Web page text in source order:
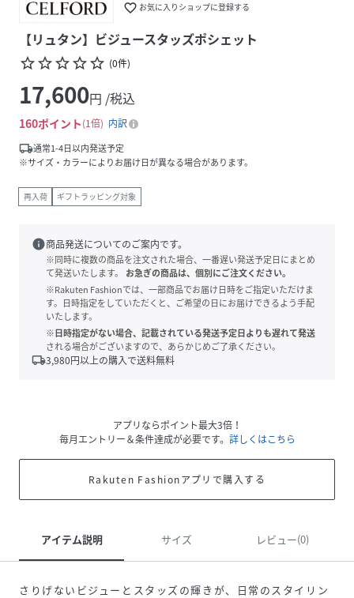
favorite_border お気に入りショップに登録する
【リュタン】ビジュースタッズポシェット
star_borderstar_borderstar_borderstar_borderstar_border (0件)
17,600円 /税込
160ポイント 1倍
内訳
local_shipping通常1-4日以内発送予定
※サイズ・カラーによりお届け日が異なる場合があります。
再入荷 ギフトラッピング対象
info商品発送についてのご案内です。
※同時に複数の商品を注文された場合、一番遅い発送予定日にまとめ
て発送いたします。
お急ぎの商品は、個別にご注文ください。
※Rakuten Fashionでは、一部商品でお届け日時をご指定いただけま
す。日時指定をしていただくと、ご希望の日にお届けできるよう手配
いたします。
※日時指定がない場合、記載されている発送予定日よりも遅れて発送
される場合がございますので、あらかじめご了承ください。
local_shipping3,980円以上の購入で送料無料
アプリならポイント最大3倍！
毎月エントリー＆条件達成が必要です。 詳しくはこちら
Rakuten Fashionアプリで購入する
アイテム説明 サイズ レビュー(0)
さりげないビジューとスタッズの輝きが、日常のスタイリン